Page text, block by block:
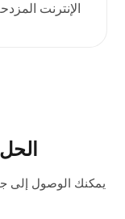
الإنترنت
يمكنك الوصول إلى